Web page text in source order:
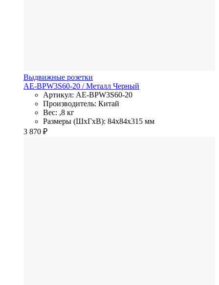
Выдвижные розетки
AE-BPW3S60-20 / Металл Черный
Артикул: AE-BPW3S60-20
Производитель: Китай
Вес: ,8 кг
Размеры (ШхГхВ): 84x84x315 мм
3 870 ₽